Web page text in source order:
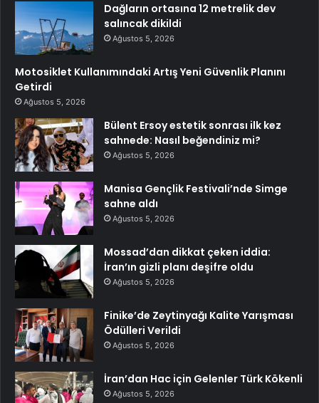
Dağların ortasına 12 metrelik dev
salıncak dikildi
Ağustos 5, 2026
Motosiklet Kullanımındaki Artış Yeni Güvenlik Planını
Getirdi
Ağustos 5, 2026
Bülent Ersoy estetik sonrası ilk kez
sahnede: Nasıl beğendiniz mi?
Ağustos 5, 2026
Manisa Gençlik Festivali’nde Simge
sahne aldı
Ağustos 5, 2026
Mossad’dan dikkat çeken iddia:
İran’ın gizli planı deşifre oldu
Ağustos 5, 2026
Finike’de Zeytinyağı Kalite Yarışması
Ödülleri Verildi
Ağustos 5, 2026
İran’dan Hac için Gelenler Türk Kökenli
Ağustos 5, 2026